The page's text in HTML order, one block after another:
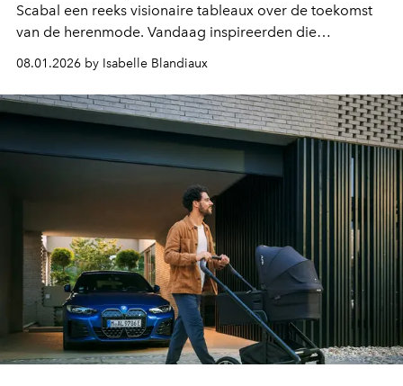
Scabal een reeks visionaire tableaux over de toekomst
van de herenmode. Vandaag inspireerden die
creatie: een limited edition van luxueus geweven stoffen
voor herfst en winter.
08.01.2026 by Isabelle Blandiaux